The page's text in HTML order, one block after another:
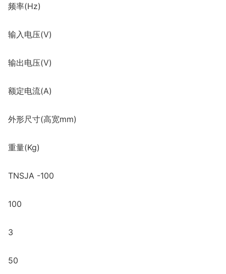
频率(Hz)
输入电压(V)
输出电压(V)
额定电流(A)
外形尺寸(高宽mm)
重量(Kg)
TNSJA -100
100
3
50